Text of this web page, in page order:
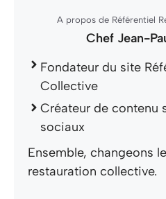
A propos de Référentiel
Chef Jean-
Fondateur du site
Collective
Créateur de contenu
sociaux
Ensemble, changeons
restauration collective.